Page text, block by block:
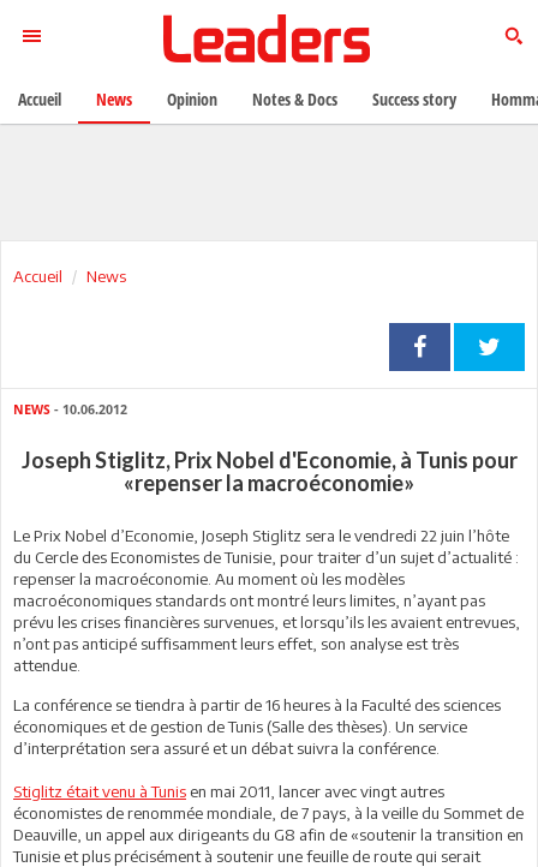
Accueil News
NEWS - 10.06.2012
Joseph Stiglitz, Prix Nobel d'Economie, à Tunis pour
«repenser la macroéconomie»
Le Prix Nobel d’Economie, Joseph Stiglitz sera le vendredi 22 juin l’hôte
du Cercle des Economistes de Tunisie, pour traiter d’un sujet d’actualité :
repenser la macroéconomie. Au moment où les modèles
macroéconomiques standards ont montré leurs limites, n’ayant pas
prévu les crises financières survenues, et lorsqu’ils les avaient entrevues,
n’ont pas anticipé suffisamment leurs effet, son analyse est très
attendue.
La conférence se tiendra à partir de 16 heures à la Faculté des sciences
économiques et de gestion de Tunis (Salle des thèses). Un service
d’interprétation sera assuré et un débat suivra la conférence.
Stiglitz était venu à Tunis en mai 2011, lancer avec vingt autres
économistes de renommée mondiale, de 7 pays, à la veille du Sommet de
Deauville, un appel aux dirigeants du G8 afin de «soutenir la transition en
Tunisie et plus précisément à soutenir une feuille de route qui serait
Accueil News Opinion Notes & Docs Success story